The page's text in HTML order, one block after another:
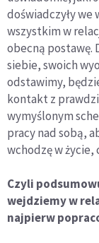
doświadczyły we
wszystkim w
obecną postawę.
siebie, swoich
odstawimy,
kontakt z
wymyślonym
pracy nad sobą,
wchodzę w życie,
Czyli
wejdziemy w
najpierw